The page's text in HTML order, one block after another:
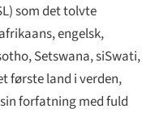
som det tolvte
engelsk,
Setswana, siSwati,
første land i verden,
forfatning med fuld